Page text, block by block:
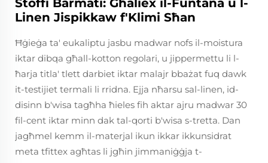
Stoffi Barmati: Għaliex il-Funtana u l-
Linen Jispikkaw f'Klimi Sħan
Ħġieġa ta' eukaliptu jasbu madwar nofs il-moistura
iktar dibqa għall-kotton regolari, u jippermettu li l-
ħarja titla' tlett darbiet iktar malajr bbażat fuq dawk
it-testijiet termali li rridna. Ejja nħarsu sal-linen, id-
disinn b'wisa tagħha ħieles fih aktar ajru madwar 30
fil-cent iktar minn dak tal-qorti b'wisa s-tretta. Dan
jagħmel kemm il-materjal ikun ikkar ikkunsidrat
meta tfittex agħtas li jgħin jimmaniġġja t-